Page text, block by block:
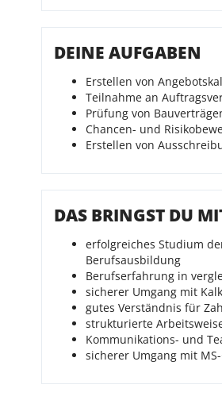
DEINE AUFGABEN
Erstellen von
Teilnahme an
Prüfung von
Chancen- und
Erstellen von
DAS BRINGST DU
erfolgreiches Studium
Berufsausbildung
Berufserfahrung in
sicherer Umgang mit
gutes Verständnis für
strukturierte
Kommunikations- und
sicherer Umgang mit